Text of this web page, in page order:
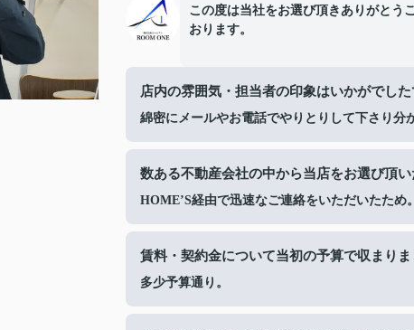
この度は当社をお選び頂きありがとう
おります。
店内の雰囲気・担当者の印象はいかがでした
綿密にメールやお電話でやりとりして下さり分
数ある不動産会社の中から当店をお選び頂い
HOME’S経由で迅速なご連絡をいただいたため。
賃料・契約金について当初の予算で収まり
多少予算通り。